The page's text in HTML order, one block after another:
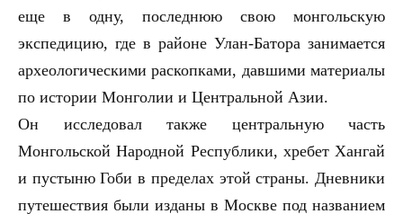
еще в одну, последнюю свою монгольскую
экспедицию, где в районе Улан-Батора занимается
археологическими раскопками, давшими материалы
по истории Монголии и Центральной Азии.
Он исследовал также центральную часть
Монгольской Народной Республики, хребет Хангай
и пустыню Гоби в пределах этой страны. Дневники
путешествия были изданы в Москве под названием